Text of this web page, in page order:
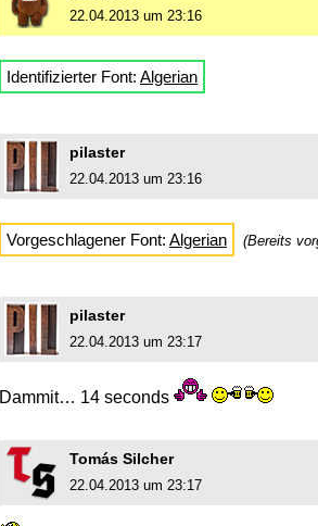
22.04.2013 um 23:16
Identifizierter Font: Algerian
pilaster
22.04.2013 um 23:16
Vorgeschlagener Font: Algerian (Bereits
pilaster
22.04.2013 um 23:17
Dammit… 14 seconds
Tomás Silcher
22.04.2013 um 23:17